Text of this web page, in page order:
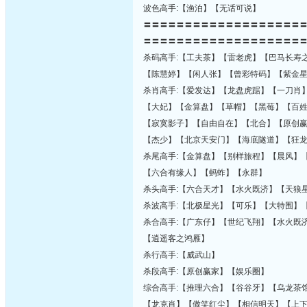
波色高手:【渔泊】【无话可说】
〓〓〓〓〓〓〓〓〓〓〓〓〓〓〓〓〓〓〓
〓〓〓〓〓〓〓〓〓〓〓〓〓〓〓〓〓〓〓
杀码高手:【工夫茶】【雷老虎】【巴马长寿
【陈慧婷】【闲人张】【曾彩特码】【紫
杀肖高手:【爱发达】【龙盘虎踞】【一刀肖
【大妃】【金算盘】【草帽】【黑莓】【
【寂寞影子】【自由自在】【北合】【原
【杰少】【北京天安门】【海底隧道】【
杀尾高手:【金算盘】【别样旅程】【晨风】
【六合有缘人】【蚂蚱】【永群】
杀头高手:【六合天才】【水火既济】【天狼
杀波高手:【北极星光】【可乐】【大特围】
杀合高手:【广东仔】【世纪飞翔】【水火既
【逍遥客之鸿雁】
杀行高手:【威武山】
杀段高手:【原创赢家】【娱乐圈】
综合高手:【推理六合】【谷谷牙】【乌龙茶
【龙克肖】【傲笑红尘】【相信明天】【